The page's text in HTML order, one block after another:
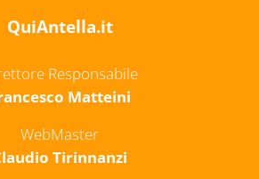
QuiAntella.it
Responsabile
Matteini
WebMaster
Tirinnanzi